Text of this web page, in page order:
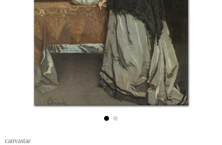
canvastar